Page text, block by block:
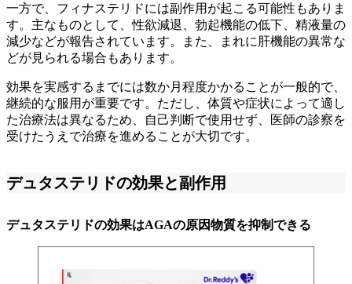
一方で、フィナステリドには副作用が起こる可能性もありま
す。主なものとして、性欲減退、勃起機能の低下、精液量の
減少などが報告されています。また、まれに肝機能の異常な
どが見られる場合もあります。
効果を実感するまでには数か月程度かかることが一般的で、
継続的な服用が重要です。ただし、体質や症状によって適し
た治療法は異なるため、自己判断で使用せず、医師の診察を
受けたうえで治療を進めることが大切です。
デュタステリドの効果と副作用
デュタステリドの効果はAGAの原因物質を抑制できる